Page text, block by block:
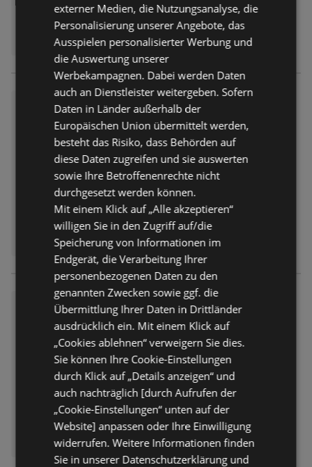
Wochenangebote
Prospekt nicht mehr gültig
Abgelaufen am: 25.07.2026
Wochenangebote
Prospekt nicht mehr gültig
Abgelaufen am: 25.07.2026
externer Medien, die Nutzungsanalyse, die
Personalisierung unserer Angebote, das
Ausspielen personalisierter Werbung und
die Auswertung unserer
Werbekampagnen. Dabei werden Daten
auch an Dienstleister weitergeben. Sofern
Daten in Länder außerhalb der
Europäischen Union übermittelt werden,
besteht das Risiko, dass Behörden auf
diese Daten zugreifen und sie auswerten
sowie Ihre Betroffenenrechte nicht
durchgesetzt werden können.
Mit einem Klick auf „Alle akzeptieren“
willigen Sie in den Zugriff auf/die
Speicherung von Informationen im
Endgerät, die Verarbeitung Ihrer
personenbezogenen Daten zu den
genannten Zwecken sowie ggf. die
Übermittlung Ihrer Daten in Drittländer
ausdrücklich ein. Mit einem Klick auf
„Cookies ablehnen“ verweigern Sie dies.
Sie können Ihre Cookie-Einstellungen
durch Klick auf „Details anzeigen“ und
auch nachträglich [durch Aufrufen der
„Cookie-Einstellungen“ unten auf der
Website] anpassen oder Ihre Einwilligung
widerrufen. Weitere Informationen finden
Sie in unserer Datenschutzerklärung und